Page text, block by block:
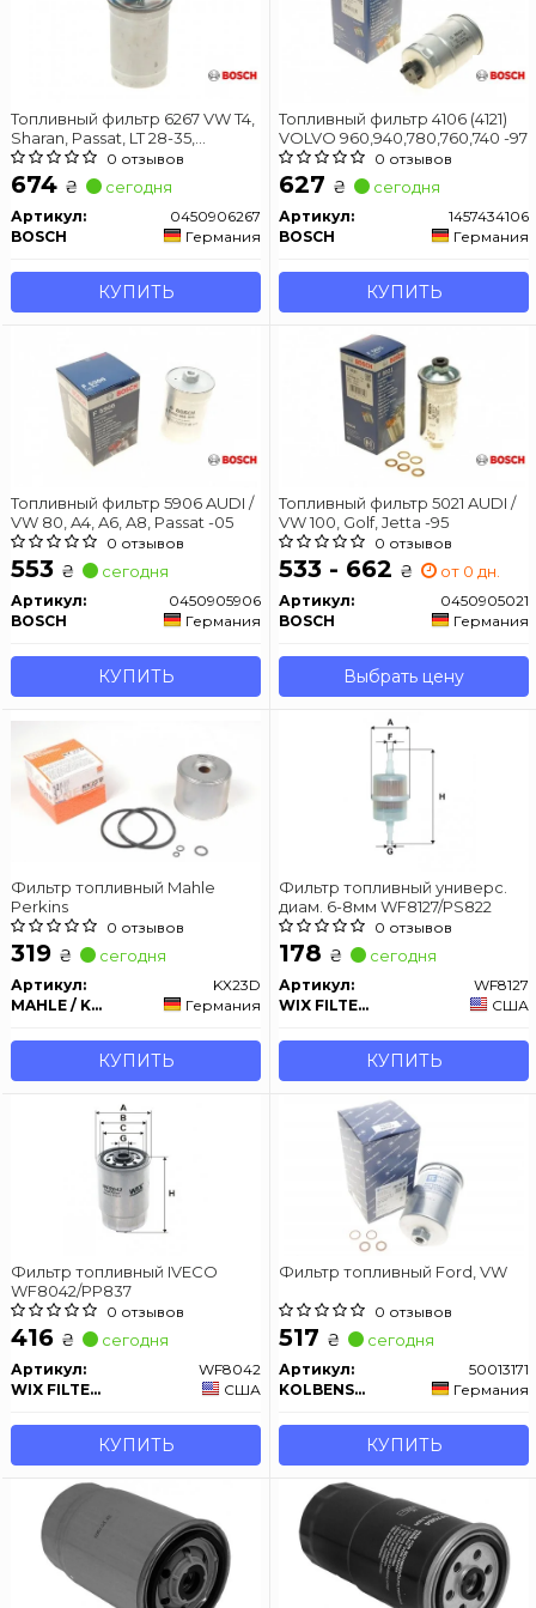
Топливный фильтр 6267 VW T4,
Sharan, Passat, LT 28-35,
Multivan, Polo -03
0 отзывов
674 ₴ сегодня
Артикул:
0450906267
BOSCH
Германия
КУПИТЬ
Топливный фильтр 4106 (4121)
VOLVO 960,940,780,760,740 -97
0 отзывов
627 ₴ сегодня
Артикул:
1457434106
BOSCH
Германия
КУПИТЬ
Топливный фильтр 5906 AUDI /
VW 80, A4, A6, A8, Passat -05
0 отзывов
553 ₴ сегодня
Артикул:
0450905906
BOSCH
Германия
КУПИТЬ
Топливный фильтр 5021 AUDI /
VW 100, Golf, Jetta -95
0 отзывов
533 - 662 ₴ от 0 дн.
Артикул:
0450905021
BOSCH
Германия
Выбрать цену
Фильтр топливный Mahle
Perkins
0 отзывов
319 ₴ сегодня
Артикул:
KX23D
MAHLE / KNECHT
Германия
КУПИТЬ
Фильтр топливный универс.
диам. 6-8мм WF8127/PS822
0 отзывов
178 ₴ сегодня
Артикул:
WF8127
WIX FILTERS
США
КУПИТЬ
Фильтр топливный IVECO
WF8042/PP837
0 отзывов
416 ₴ сегодня
Артикул:
WF8042
WIX FILTERS
США
КУПИТЬ
Фильтр топливный Ford, VW
0 отзывов
517 ₴ сегодня
Артикул:
50013171
KOLBENSCHMIDT
Германия
КУПИТЬ